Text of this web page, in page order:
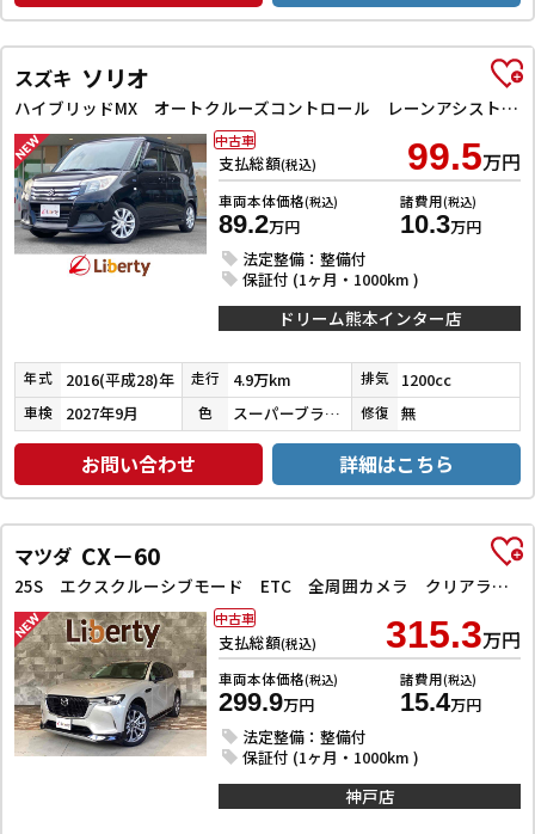
スズキ ソリオ
ハイブリッドMX オートクルーズコントロール レーンアシスト 衝突被害軽減システム 両側スライド・片側電動 スマートキー アイドリングストップ 電動格納ミラー シートヒーター ウォークスルー CVT アルミホイール
支払総額(税込) 99.5万円
車両本体価格(税込)
89.2万円
諸費用(税込)
10.3万円
法定整備：整備付
保証付 (1ヶ月・1000km )
中古車
ドリーム熊本インター店
年式 2016(平成28)年 走行 4.9万km 排気 1200cc
車検 2027年9月 色 スーパーブラックパール 修復 無
お問い合わせ 詳細はこちら
マツダ CX－60
25S エクスクルーシブモード ETC 全周囲カメラ クリアランスソナー オートクルーズコントロール レーンアシスト パワーシート 衝突被害軽減システム サンルーフ TV オートマチックハイビーム オートライト 電動リアゲート
支払総額(税込) 315.3万円
車両本体価格(税込)
299.9万円
諸費用(税込)
15.4万円
法定整備：整備付
保証付 (1ヶ月・1000km )
中古車
神戸店